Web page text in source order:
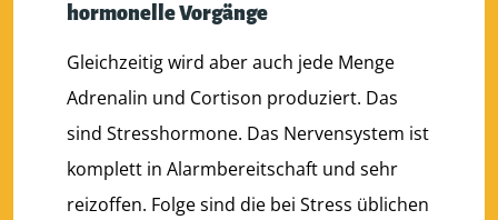
hormonelle Vorgänge
Gleichzeitig wird aber auch jede Menge
Adrenalin und Cortison produziert. Das
sind Stresshormone. Das Nervensystem ist
komplett in Alarmbereitschaft und sehr
reizoffen. Folge sind die bei Stress üblichen